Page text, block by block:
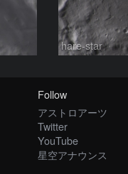
hare-star
Follow
アストロアーツ
Twitter
YouTube
星空アナウンス